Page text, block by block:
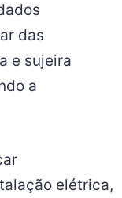
das
e sujeira
a
elétrica,